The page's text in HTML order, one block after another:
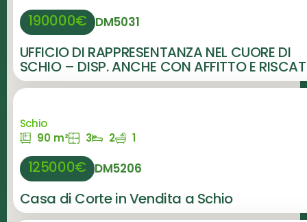
190000€ DM5031
UFFICIO DI RAPPRESENTANZA NEL CUORE DI
SCHIO – DISP. ANCHE CON AFFITTO E
Schio
90 m²
3 2 1
125000€ DM5206
Casa di Corte in Vendita a Schio